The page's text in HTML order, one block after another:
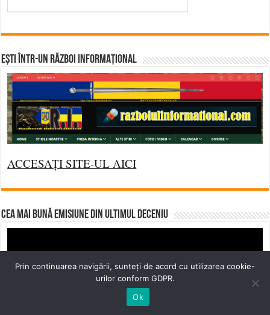
Ești într-un RĂZBOI INFORMAȚIONAL
ACCESAȚI SITE-UL AICI
CEA MAI BUNĂ EMISIUNE DIN ULTIMUL DECENIU
Player
Prin continuarea navigării, sunteți de acord cu utilizarea cookie-
urilor conform GDPR.
Ok